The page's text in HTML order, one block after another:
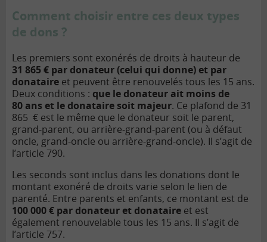
Comment choisir entre ces deux types
de dons ?
Les premiers sont exonérés de droits à hauteur de
31 865 € par donateur (celui qui donne) et par
donataire et peuvent être renouvelés tous les 15 ans.
Deux conditions : que le donateur ait moins de
80 ans et le donataire soit majeur. Ce plafond de 31
865 € est le même que le donateur soit le parent,
grand-parent, ou arrière-grand-parent (ou à défaut
oncle, grand-oncle ou arrière-grand-oncle). Il s’agit de
l’article 790.
Les seconds sont inclus dans les donations dont le
montant exonéré de droits varie selon le lien de
parenté. Entre parents et enfants, ce montant est de
100 000 € par donateur et donataire et est
également renouvelable tous les 15 ans. Il s’agit de
l’article 757.